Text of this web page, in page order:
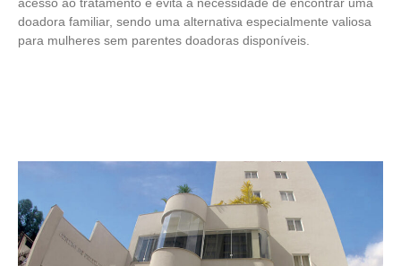
doadora familiar, sendo uma alternativa especialmente valiosa
para mulheres sem parentes doadoras disponíveis.